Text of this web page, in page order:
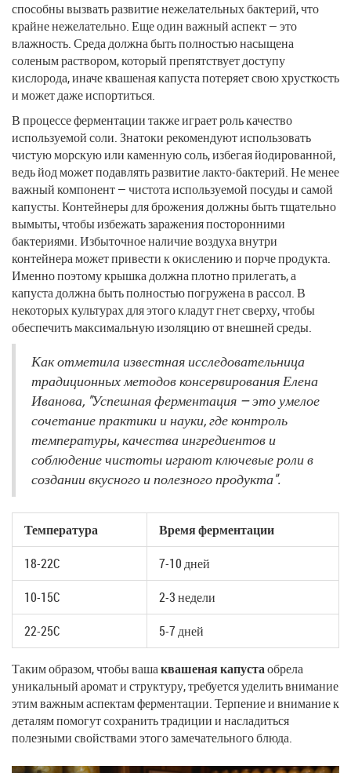
способны вызвать развитие нежелательных бактерий, что
крайне нежелательно. Еще один важный аспект — это
влажность. Среда должна быть полностью насыщена
соленым раствором, который препятствует доступу
кислорода, иначе квашеная капуста потеряет свою хрусткость
и может даже испортиться.
В процессе ферментации также играет роль качество
используемой соли. Знатоки рекомендуют использовать
чистую морскую или каменную соль, избегая йодированной,
ведь йод может подавлять развитие лакто-бактерий. Не менее
важный компонент — чистота используемой посуды и самой
капусты. Контейнеры для брожения должны быть тщательно
вымыты, чтобы избежать заражения посторонними
бактериями. Избыточное наличие воздуха внутри
контейнера может привести к окислению и порче продукта.
Именно поэтому крышка должна плотно прилегать, а
капуста должна быть полностью погружена в рассол. В
некоторых культурах для этого кладут гнет сверху, чтобы
обеспечить максимальную изоляцию от внешней среды.
Как отметила известная исследовательница
традиционных методов консервирования Елена
Иванова, "Успешная ферментация — это умелое
сочетание практики и науки, где контроль
температуры, качества ингредиентов и
соблюдение чистоты играют ключевые роли в
создании вкусного и полезного продукта".
Температура
Время ферментации
18-22C
7-10 дней
10-15C
2-3 недели
22-25C
5-7 дней
Таким образом, чтобы вашаквашеная капустаобрела
уникальный аромат и структуру, требуется уделить внимание
этим важным аспектам ферментации. Терпение и внимание к
деталям помогут сохранить традиции и насладиться
полезными свойствами этого замечательного блюда.